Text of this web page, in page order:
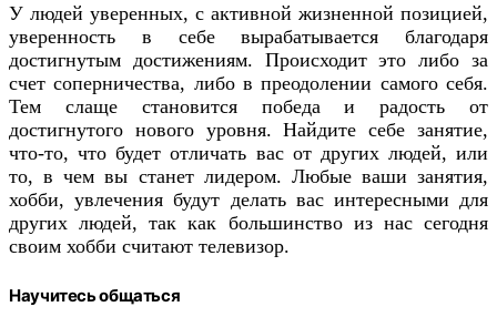
У людей уверенных, с активной жизненной позицией,
уверенность в себе вырабатывается благодаря
достигнутым достижениям. Происходит это либо за
счет соперничества, либо в преодолении самого себя.
Тем слаще становится победа и радость от
достигнутого нового уровня. Найдите себе занятие,
что-то, что будет отличать вас от других людей, или
то, в чем вы станет лидером. Любые ваши занятия,
хобби, увлечения будут делать вас интересными для
других людей, так как большинство из нас сегодня
своим хобби считают телевизор.
Научитесь общаться